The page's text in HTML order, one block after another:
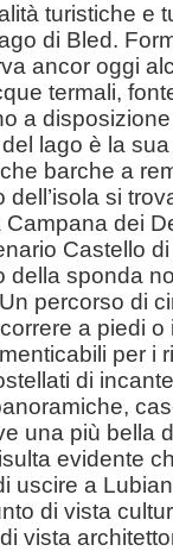
turistiche e
di Bled.
ancor oggi
termali,
a
lago è la
barche a
si
dei
Castello
della sponda
percorso di
a piedi
per i
di
una più bella
evidente
uscire a
di vista
vista